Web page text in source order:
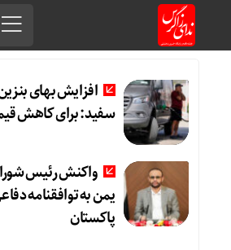
افزایش بهای
سفید: برای کاهش
واکنش رئیس
یمن به توافقنامه
پاکستان